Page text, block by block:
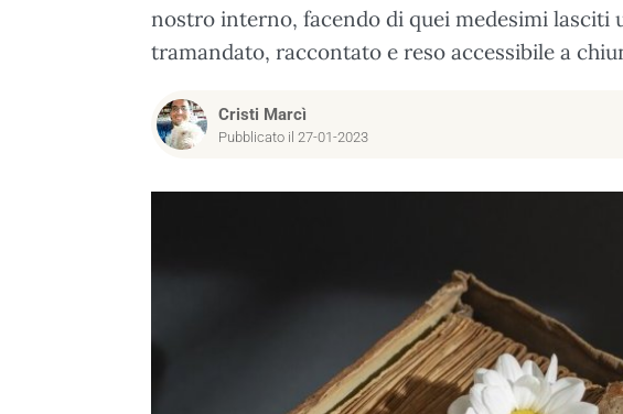
nostro interno, facendo di quei medesimi lasciti
tramandato, raccontato e reso accessibile a
Cristi Marcì
Pubblicato il 27-01-2023